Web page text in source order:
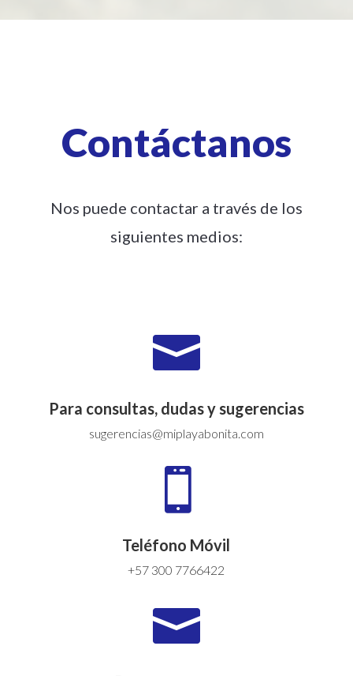
Contáctanos
Nos puede contactar a través de los
siguientes medios:

Para consultas, dudas y sugerencias
sugerencias@miplayabonita.com

Teléfono Móvil
+57 300 7766422
